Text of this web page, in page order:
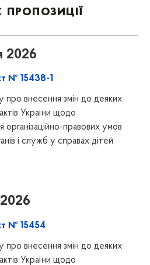
2026
№ 15438-1
про внесення змін до деяких
України щодо
організаційно-правових умов
і служб у справах дітей
№ 15454
про внесення змін до деяких
України щодо